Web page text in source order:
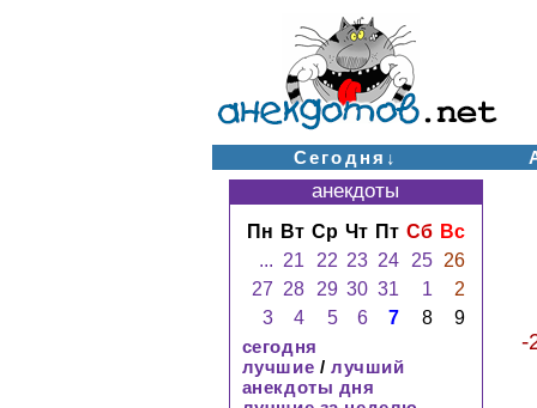
Сегодня↓
-
анекдоты
Пн Вт Ср Чт Пт Сб Вс
... 21 22 23 24 25
26
27 28 29 30 31 1
2
3
4 5 6 7 8
9
сегодня
лучшие / лучший
анекдоты дня